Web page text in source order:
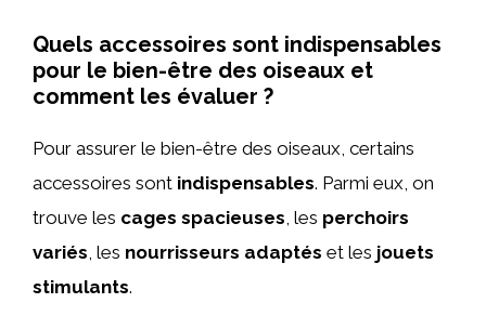
Quels accessoires sont indispensables
pour le bien-être des oiseaux et
comment les évaluer ?
Pour assurer le bien-être des oiseaux, certains
accessoires sont indispensables. Parmi eux, on
trouve les cages spacieuses , les perchoirs
variés , les nourrisseurs adaptés et les jouets
stimulants.